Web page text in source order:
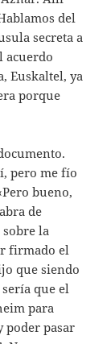
del
secreta a
acuerdo
Euskaltel, ya
porque
pero me fío
bueno,
de
sobre la
firmado el
que siendo
que el
para
poder pasar